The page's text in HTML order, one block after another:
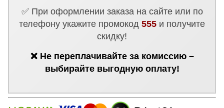
✅ При оформлении заказа на сайте или по
телефону укажите промокод 555 и получите
скидку!
❌ Не переплачивайте за комиссию –
выбирайте выгодную оплату!